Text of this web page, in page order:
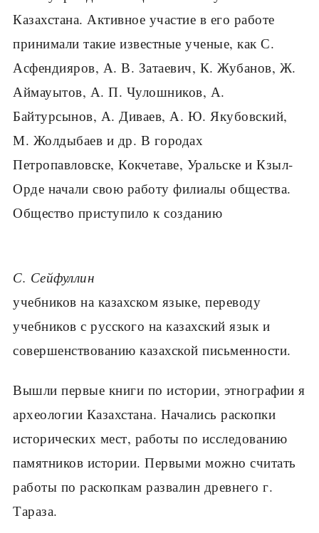
Казахстана. Активное участие в его работе
принимали такие известные ученые, как С.
Асфендияров, А. В. Затаевич, К. Жубанов, Ж.
Аймауытов, А. П. Чулошников, А.
Байтурсынов, А. Диваев, А. Ю. Якубовский,
М. Жолдыбаев и др. В городах
Петропавловске, Кокчетаве, Уральске и Кзыл-
Орде начали свою работу филиалы общества.
Общество приступило к созданию
С. Сейфуллин
учебников на казахском языке, переводу
учебников с русского на казахский язык и
совершенствованию казахской письменности.
Вышли первые книги по истории, этнографии я
археологии Казахстана. Начались раскопки
исторических мест, работы по исследованию
памятников истории. Первыми можно считать
работы по раскопкам развалин древнего г.
Тараза.